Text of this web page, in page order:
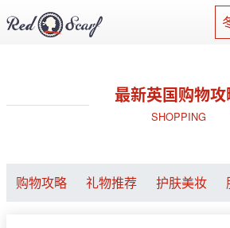
最新英国购物
SHOPPING
购物攻略 礼物推荐 护肤美妆